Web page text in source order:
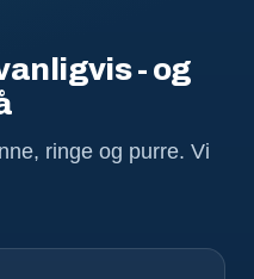
- og
ringe og purre. Vi